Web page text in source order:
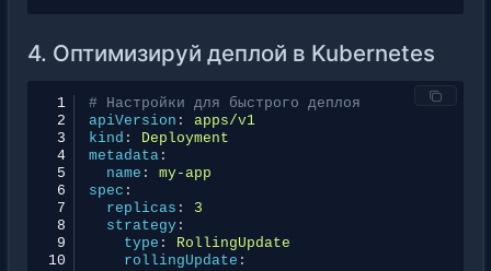
4. Оптимизируй деплой в Kubernetes
1
# Настройки для быстрого деплоя
2
apiVersion :
apps/v1
3
kind :
Deployment
4
metadata:
5
name :
my-app
6
spec :
7
replicas :
3
8
strategy:
9
type :
RollingUpdate
10
rollingUpdate :